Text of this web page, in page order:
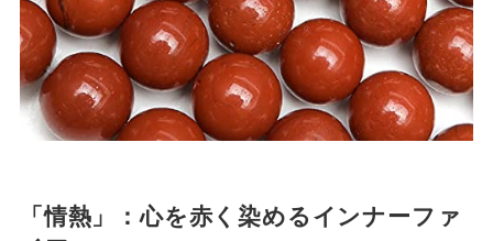
「情熱」：心を赤く染めるインナーファ